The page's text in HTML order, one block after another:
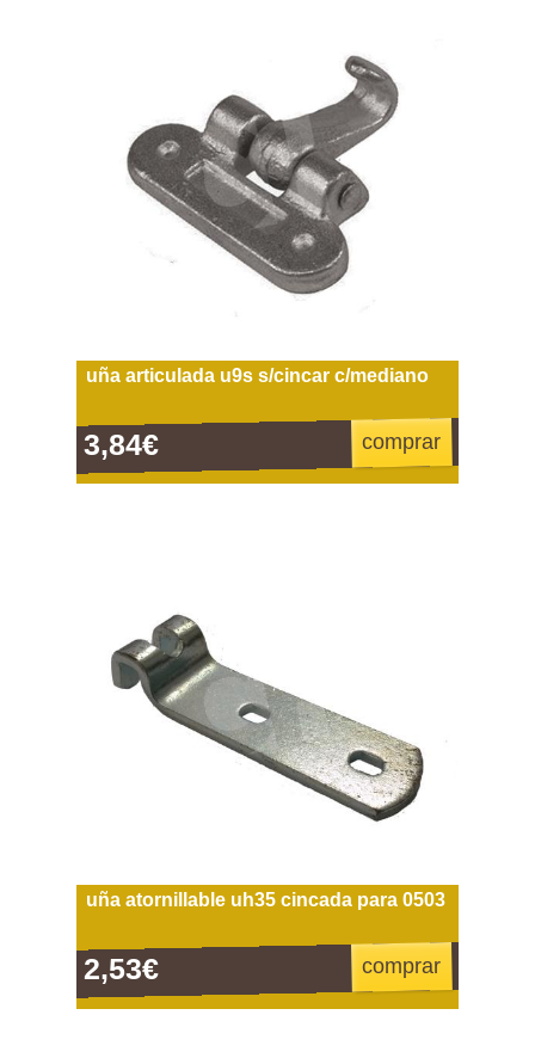
uña articulada u9s s/cincar c/mediano
3,84€ comprar
uña atornillable uh35 cincada para 0503
2,53€ comprar